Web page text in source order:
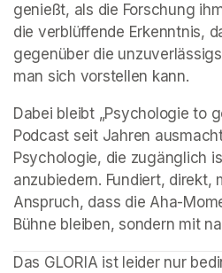
genießt, als die Forschung
die verblüffende Erkenntnis,
gegenüber die
man sich vorstellen kann.
Dabei bleibt „Psychologie to
Podcast seit Jahren
Psychologie, die zugänglich
anzubiedern. Fundiert, direkt,
Anspruch, dass die Aha-
Bühne bleiben, sondern mit
(opens in a new tab)
Das GLORIA ist leider nur